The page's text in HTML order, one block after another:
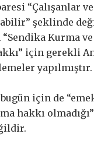
“Çalışanlar
şeklinde
Kurma
için gerekli
yapılmıştır.
bugün için de
hakkı